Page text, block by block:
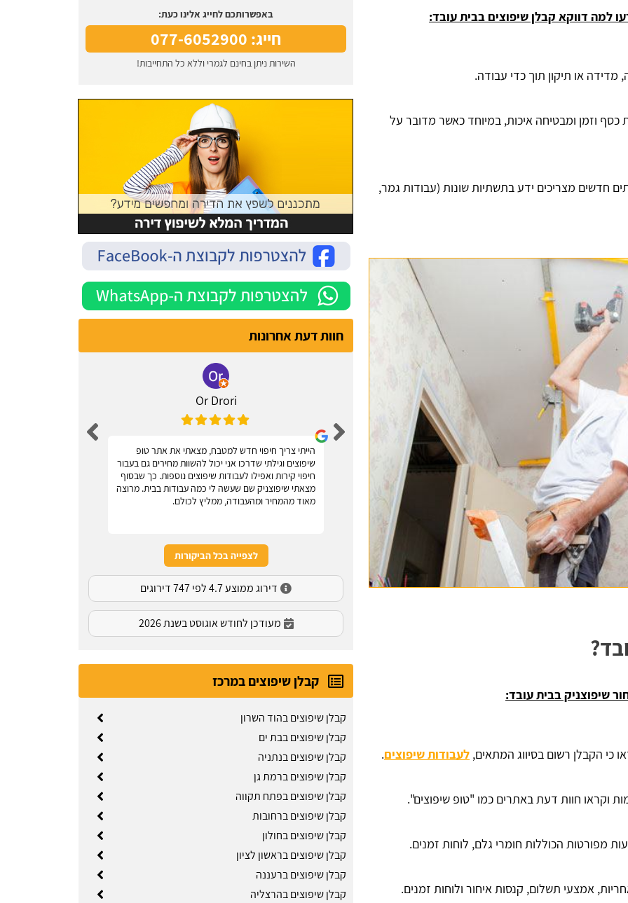
למה דווקא קבלן שיפוצים בבית עובד:
מדידה או תיקון תוך כדי עבודה.
כסף וזמן ומבטיחה איכות, במיוחד כאשר מדובר על
חדשים מצריכים ידע בתשתיות שונות (עבודות גמר,
שיפוצניק בבית עובד:
כי הקבלן רשום בסיווג המתאים, לעבודות שיפוצים.
וקראו חוות דעת באתרים כמו "טופ שיפוצים".
מפורטות הכוללות חומרי גלם, לוחות זמנים.
אמצעי תשלום, קנסות איחור ולוחות זמנים.
באפשרותכם לחייג אלינו כעת:
חייג: 077-6052900
השירות ניתן בחינם לגמרי וללא כל התחייבות!
חוות דעת אחרונות
Or Drori
הייתי צריך חיפוי חדש למטבח, מצאתי את אתר טופ
שיפוצים וגילתי שדרכו אני יכול להשוות מחירים גם בעבור
חיפוי קירות ואפילו לעבודות שיפוצים נוספות. כך שבסוף
מצאתי שיפוצניק שם שעשה לי כמה עבודות בבית. מרוצה
מאוד מהמחיר ומהעבודה, ממליץ לכולם.
שיפצתי את הדירה בחריש בזכות האתר הנהדר הזה !
קיבלתי 3 הצעות מחיר מבעלי מקצוע שונים. בחרתי
בהצעה שהכי נראתה לי ויצאנו לדרך. התוצאות מעולות.
סופר מקצועיים . מומלץ בחום !!
לצפייה בכל הביקורות
דירוג ממוצע 4.7 לפי 747 דירוגים
מעודכן לחודש אוגוסט בשנת 2026
קבלן שיפוצים במרכז
קבלן שיפוצים בהוד השרון
קבלן שיפוצים בבת ים
קבלן שיפוצים בנתניה
קבלן שיפוצים ברמת גן
קבלן שיפוצים בפתח תקווה
קבלן שיפוצים ברחובות
קבלן שיפוצים בחולון
קבלן שיפוצים בראשון לציון
קבלן שיפוצים ברעננה
קבלן שיפוצים בהרצליה